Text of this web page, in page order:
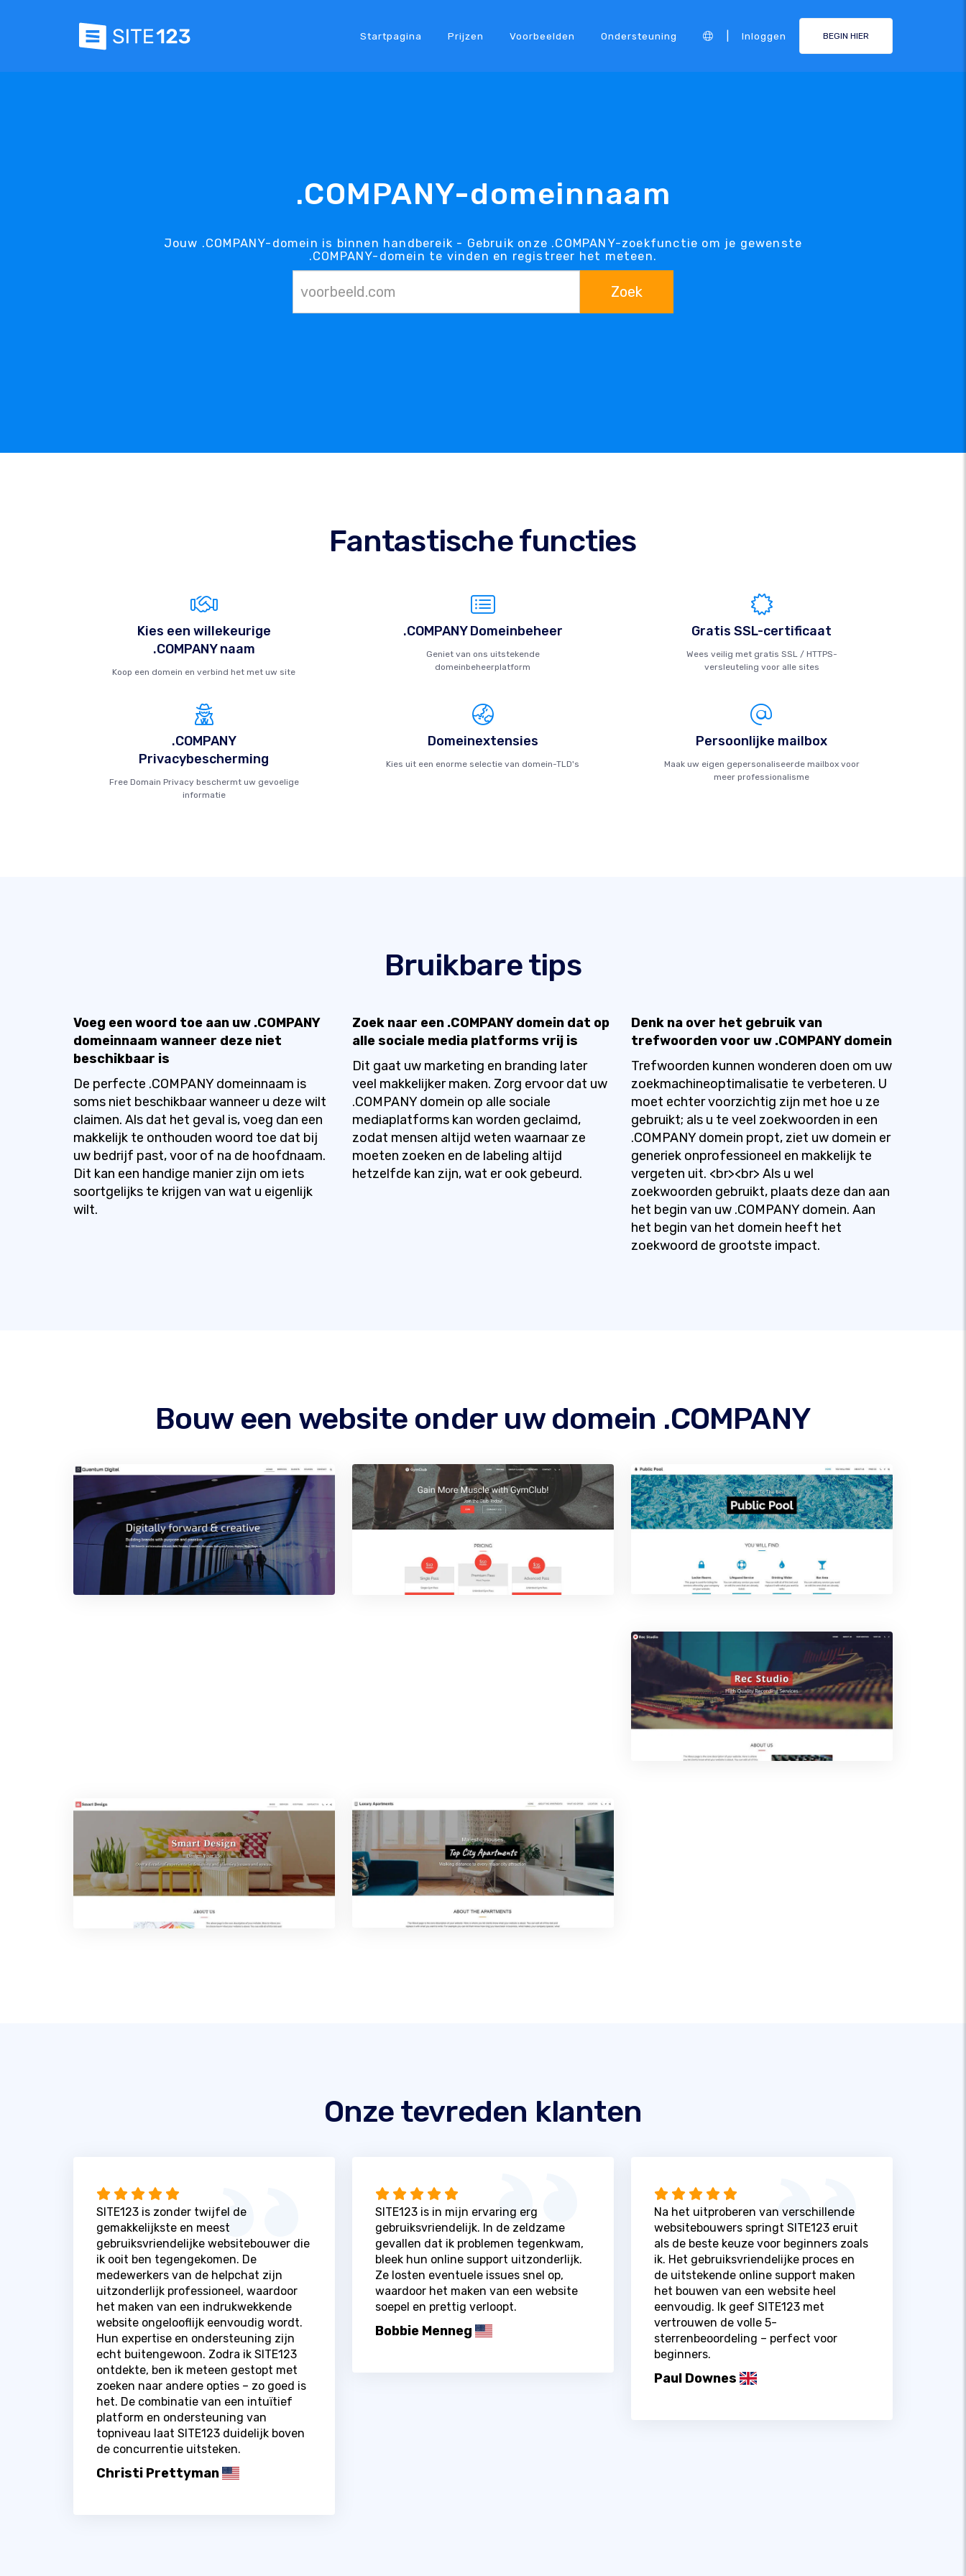
Startpagina Prijzen Voorbeelden Ondersteuning Inloggen BEGIN HIER
.COMPANY-domeinnaam
Jouw .COMPANY-domein is binnen handbereik - Gebruik onze .COMPANY-zoekfunctie om je gewenste
.COMPANY-domein te vinden en registreer het meteen.
Zoek
Fantastische functies
Kies een willekeurige
.COMPANY naam
Koop een domein en verbind het met uw site
.COMPANY Domeinbeheer
Geniet van ons uitstekende
domeinbeheerplatform
Gratis SSL-certificaat
Wees veilig met gratis SSL / HTTPS-
versleuteling voor alle sites
.COMPANY
Privacybescherming
Free Domain Privacy beschermt uw gevoelige
informatie
Domeinextensies
Kies uit een enorme selectie van domein-TLD's
Persoonlijke mailbox
Maak uw eigen gepersonaliseerde mailbox voor
meer professionalisme
Bruikbare tips
Voeg een woord toe aan uw .COMPANY
domeinnaam wanneer deze niet
beschikbaar is
De perfecte .COMPANY domeinnaam is
soms niet beschikbaar wanneer u deze wilt
claimen. Als dat het geval is, voeg dan een
makkelijk te onthouden woord toe dat bij
uw bedrijf past, voor of na de hoofdnaam.
Dit kan een handige manier zijn om iets
soortgelijks te krijgen van wat u eigenlijk
wilt.
Zoek naar een .COMPANY domein dat op
alle sociale media platforms vrij is
Dit gaat uw marketing en branding later
veel makkelijker maken. Zorg ervoor dat uw
.COMPANY domein op alle sociale
mediaplatforms kan worden geclaimd,
zodat mensen altijd weten waarnaar ze
moeten zoeken en de labeling altijd
hetzelfde kan zijn, wat er ook gebeurd.
Denk na over het gebruik van
trefwoorden voor uw .COMPANY domein
Trefwoorden kunnen wonderen doen om uw
zoekmachineoptimalisatie te verbeteren. U
moet echter voorzichtig zijn met hoe u ze
gebruikt; als u te veel zoekwoorden in een
.COMPANY domein propt, ziet uw domein er
generiek onprofessioneel en makkelijk te
vergeten uit. <br><br> Als u wel
zoekwoorden gebruikt, plaats deze dan aan
het begin van uw .COMPANY domein. Aan
het begin van het domein heeft het
zoekwoord de grootste impact.
Bouw een website onder uw domein .COMPANY
Onze tevreden klanten
SITE123 is zonder twijfel de
gemakkelijkste en meest
gebruiksvriendelijke websitebouwer die
ik ooit ben tegengekomen. De
medewerkers van de helpchat zijn
uitzonderlijk professioneel, waardoor
het maken van een indrukwekkende
website ongelooflijk eenvoudig wordt.
Hun expertise en ondersteuning zijn
echt buitengewoon. Zodra ik SITE123
ontdekte, ben ik meteen gestopt met
zoeken naar andere opties – zo goed is
het. De combinatie van een intuïtief
platform en ondersteuning van
topniveau laat SITE123 duidelijk boven
de concurrentie uitsteken.
Christi Prettyman
SITE123 is in mijn ervaring erg
gebruiksvriendelijk. In de zeldzame
gevallen dat ik problemen tegenkwam,
bleek hun online support uitzonderlijk.
Ze losten eventuele issues snel op,
waardoor het maken van een website
soepel en prettig verloopt.
Bobbie Menneg
Na het uitproberen van verschillende
websitebouwers springt SITE123 eruit
als de beste keuze voor beginners zoals
ik. Het gebruiksvriendelijke proces en
de uitstekende online support maken
het bouwen van een website heel
eenvoudig. Ik geef SITE123 met
vertrouwen de volle 5-
sterrenbeoordeling – perfect voor
beginners.
Paul Downes